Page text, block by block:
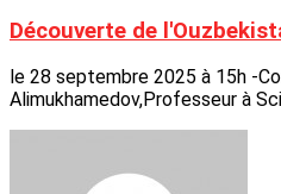
Découverte de
le 28 septembre 2025 à 15h -
Alimukhamedov,Professeur à